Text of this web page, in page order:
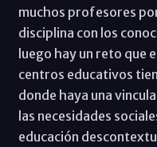
muchos profesores
disciplina con los
luego hay un reto que
centros educativos
donde haya una
las necesidades
educación